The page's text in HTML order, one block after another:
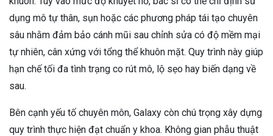
dụng mô tự thân, sụn hoặc các phương pháp tái tạo chuyên
sâu nhằm đảm bảo cánh mũi sau chỉnh sửa có độ mềm mại
tự nhiên, cân xứng với tổng thể khuôn mặt. Quy trình này giúp
hạn chế tối đa tình trạng co rút mô, lộ sẹo hay biến dạng về
sau.
Bên cạnh yếu tố chuyên môn, Galaxy còn chú trọng xây dựng
quy trình thực hiện đạt chuẩn y khoa. Không gian phẫu thuật